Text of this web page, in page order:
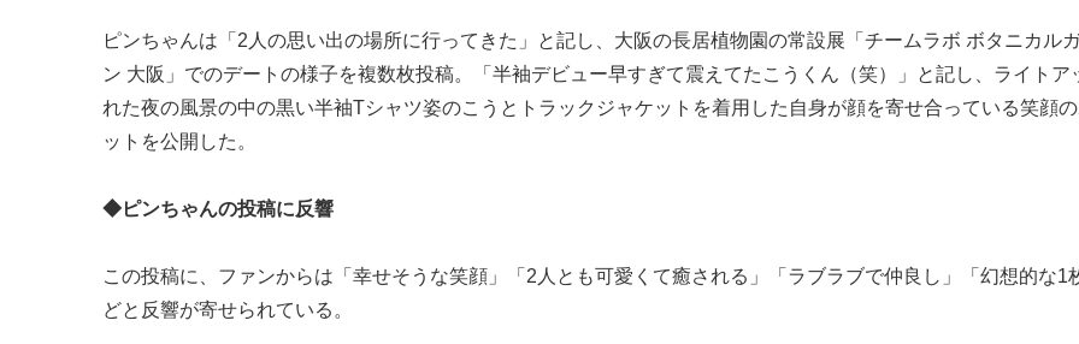
ピンちゃんは「2人の思い出の場所に行ってきた」と記し、大阪の長居植物園の常設展「チームラボ ボタニカル
ン 大阪」でのデートの様子を複数枚投稿。「半袖デビュー早すぎて震えてたこうくん（笑）」と記し、ライトア
れた夜の風景の中の黒い半袖Tシャツ姿のこうとトラックジャケットを着用した自身が顔を寄せ合っている笑顔
ットを公開した。
◆ピンちゃんの投稿に反響
この投稿に、ファンからは「幸せそうな笑顔」「2人とも可愛くて癒される」「ラブラブで仲良し」「幻想的な1
どと反響が寄せられている。